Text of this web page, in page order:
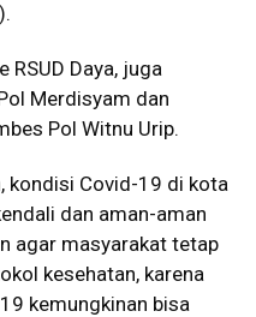
RSUD Daya, juga
Merdisyam dan
Pol Witnu Urip.
kondisi Covid-19 di kota
dan aman-aman
agar masyarakat tetap
kesehatan, karena
kemungkinan bisa